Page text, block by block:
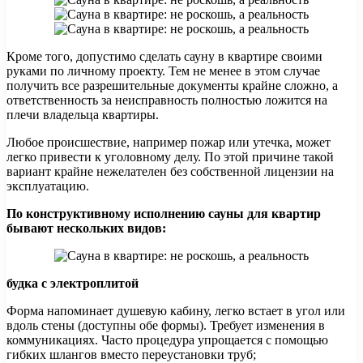
Кроме того, допустимо сделать сауну в квартире своими
руками по личному проекту. Тем не менее в этом случае
получить все разрешительные документы крайне сложно, а
ответственность за неисправность полностью ложится на
плечи владельца квартиры.
Любое происшествие, например пожар или утечка, может
легко привести к уголовному делу. По этой причине такой
вариант крайне нежелателен без собственной лицензии на
эксплуатацию.
По конструктивному исполнению сауны для квартир
бывают нескольких видов:
будка с электроплитой
Форма напоминает душевую кабину, легко встает в угол или
вдоль стены (доступны обе формы). Требует изменения в
коммуникациях. Часто процедура упрощается с помощью
гибких шлангов вместо переустановки труб;